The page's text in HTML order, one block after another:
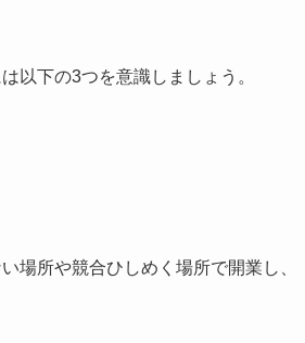
以下の3つを意識しましょう。
場所や競合ひしめく場所で開業し、